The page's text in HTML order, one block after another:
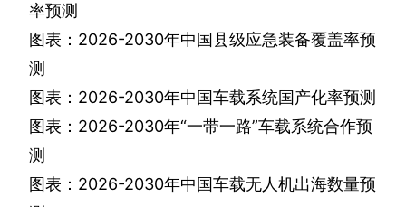
率预测
图表： 2026-2030年中国县级应急装备覆盖率预
测
图表： 2026-2030年中国车载系统国产化率预测
图表： 2026-2030年“一带一路”车载系统合作预
测
图表： 2026-2030年中国车载无人机出海数量预